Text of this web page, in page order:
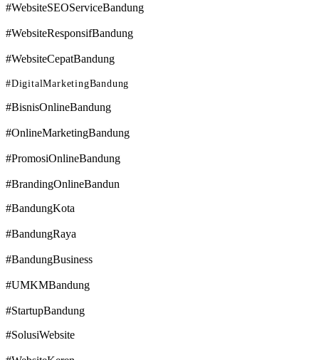
#WebsiteSEOServiceBandung
#WebsiteResponsifBandung
#WebsiteCepatBandung
#DigitalMarketingBandung
#BisnisOnlineBandung
#OnlineMarketingBandung
#PromosiOnlineBandung
#BrandingOnlineBandun
#BandungKota
#BandungRaya
#BandungBusiness
#UMKMBandung
#StartupBandung
#SolusiWebsite